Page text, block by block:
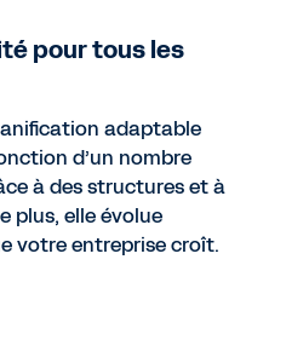
pour tous les
adaptable
d’un nombre
à des structures et à
plus, elle évolue
votre entreprise croît.